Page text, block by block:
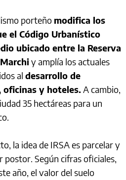
porteño modifica los
el Código Urbanístico
ubicado entre la Reserva
y amplía los actuales
al desarrollo de
oficinas y hoteles.A cambio,
35 hectáreas para un
la idea de IRSA es parcelar y
postor. Según cifras oficiales,
año, el valor del suelo